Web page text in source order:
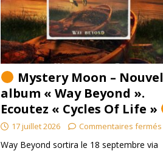
Mystery Moon – Nouvel
album « Way Beyond ».
Ecoutez « Cycles Of Life »
17 juillet 2026 Commentaires fermés
Way Beyond sortira le 18 septembre via